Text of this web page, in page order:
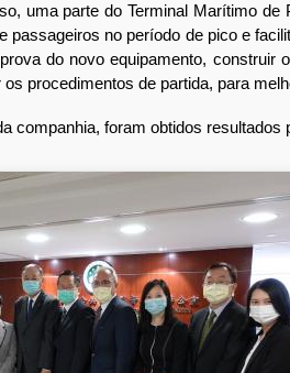
uma parte do Terminal Marítimo de
no período de pico e
do novo equipamento,
procedimentos de partida, para
foram obtidos resultados